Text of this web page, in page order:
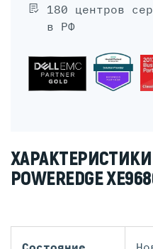
180 центров
в РФ
ХАРАКТЕРИСТИКИ
POWEREDGE